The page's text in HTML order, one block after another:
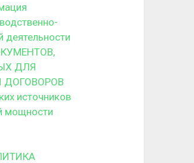
деятельности
ДЛЯ
ДОГОВОРОВ
источников
мощности